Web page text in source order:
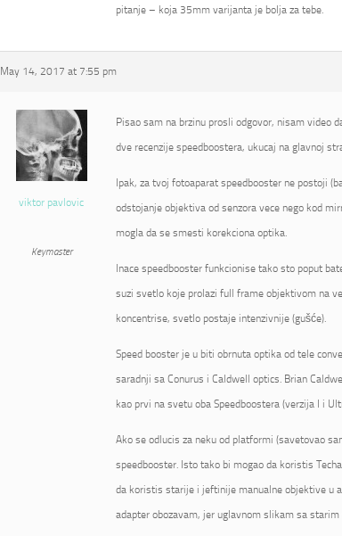
pitanje – koja 35mm varijanta je bolja za tebe.
May 14, 2017 at 7:55 pm
viktor pavlovic
Keymaster
Pisao sam na brzinu prosli odgovor, nisam video
dve recenzije speedboostera, ukucaj na glavnoj
Ipak, za tvoj fotoaparat speedbooster ne postoji
odstojanje objektiva od senzora vece nego kod
mogla da se smesti korekciona optika.
Inace speedbooster funkcionise tako sto poput
suzi svetlo koje prolazi full frame objektivom na
koncentrise, svetlo postaje intenzivnije (gušće).
Speed booster je u biti obrnuta optika od tele
saradnji sa Conurus i Caldwell optics. Brian
kao prvi na svetu oba Speedboostera (verzija I i
Ako se odlucis za neku od platformi (savetovao
speedbooster. Isto tako bi mogao da koristis
da koristis starije i jeftinije manualne objektive u
adapter obozavam, jer uglavnom slikam sa